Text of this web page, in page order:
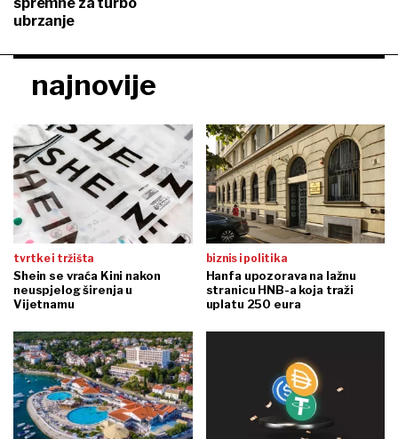
ubrzanje
najnovije
tvrtke i tržišta
Shein se vraća Kini nakon
neuspjelog širenja u
Vijetnamu
biznis i politika
Hanfa upozorava na lažnu
stranicu HNB-a koja traži
uplatu 250 eura